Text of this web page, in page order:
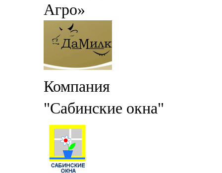
Агро»
Компания
"Сабинские окна"